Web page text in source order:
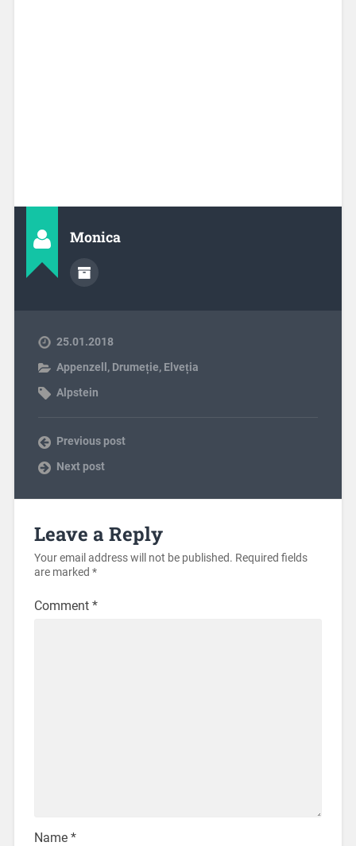
Monica
25.01.2018
Appenzell , Drumeție, Elveția
Alpstein
Previous post
Next post
Leave a Reply
Your email address will not be published. Required fields
are marked *
Comment *
Name *